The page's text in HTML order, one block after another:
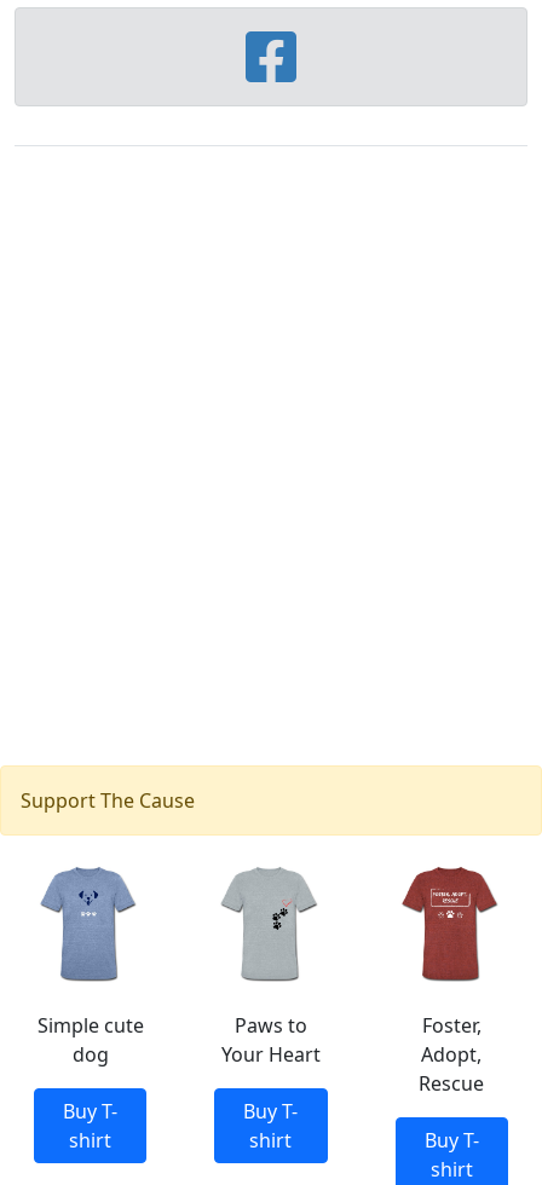
Support The Cause
Simple cute
dog
Buy T-
shirt
Paws to
Your Heart
Buy T-
shirt
Foster,
Adopt,
Rescue
Buy T-
shirt